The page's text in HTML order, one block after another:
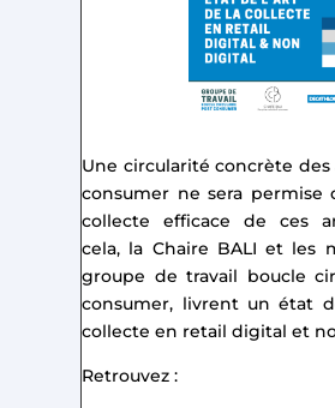
Une circularité concrète
consumer ne sera permise
collecte efficace de ces
cela, la Chaire BALI et les
groupe de travail boucle
consumer, livrent un état
collecte en retail digital et
Retrouvez :